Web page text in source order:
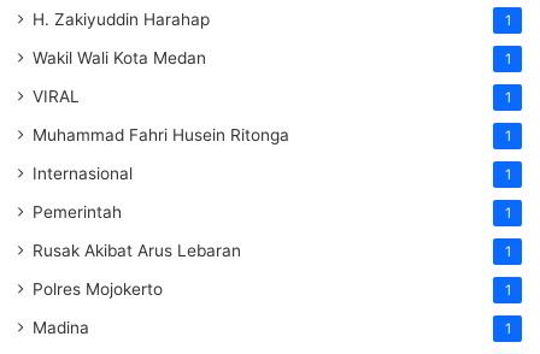
H. Zakiyuddin Harahap 1
Wakil Wali Kota Medan 1
VIRAL 1
Muhammad Fahri Husein Ritonga 1
Internasional 1
Pemerintah 1
Rusak Akibat Arus Lebaran 1
Polres Mojokerto 1
Madina 1